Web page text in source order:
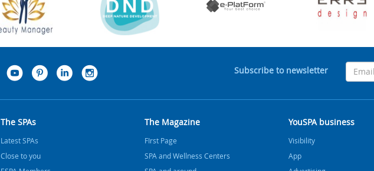
Subscribe to newsletter
The SPAs
Latest SPAs
Close to you
The Magazine
FIrst Page
SPA and Wellness Centers
YouSPA business
Visibility
App